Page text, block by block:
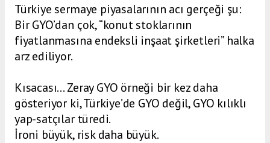
Türkiye sermaye piyasalarının acı gerçeği şu:
Bir GYO’dan çok, “konut stoklarının
fiyatlanmasına endeksli inşaat şirketleri” halka
arz ediliyor.
Kısacası… Zeray GYO örneği bir kez daha
gösteriyor ki, Türkiye’de GYO değil, GYO kılıklı
yap-satçılar türedi.
İroni büyük, risk daha büyük.